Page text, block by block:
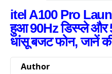
itel A100 Pro
हुआ 90Hz डिस्प्ले और
धांसू बजट फोन, जानें
Author